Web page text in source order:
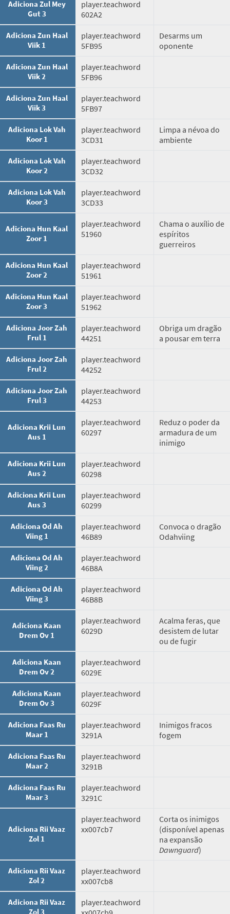
Adiciona Zul Mey
Gut 3
player.teachword
602A2
Adiciona Zun Haal
Viik 1
player.teachword
5FB95
Desarms um
oponente
Adiciona Zun Haal
Viik 2
player.teachword
5FB96
Adiciona Zun Haal
Viik 3
player.teachword
5FB97
Adiciona Lok Vah
Koor 1
player.teachword
3CD31
Limpa a névoa do
ambiente
Adiciona Lok Vah
Koor 2
player.teachword
3CD32
Adiciona Lok Vah
Koor 3
player.teachword
3CD33
Adiciona Hun Kaal
Zoor 1
player.teachword
51960
Chama o auxílio de
espíritos
guerreiros
Adiciona Hun Kaal
Zoor 2
player.teachword
51961
Adiciona Hun Kaal
Zoor 3
player.teachword
51962
Adiciona Joor Zah
Frul 1
player.teachword
44251
Obriga um dragão
a pousar em terra
Adiciona Joor Zah
Frul 2
player.teachword
44252
Adiciona Joor Zah
Frul 3
player.teachword
44253
Adiciona Krii Lun
Aus 1
player.teachword
60297
Reduz o poder da
armadura de um
inimigo
Adiciona Krii Lun
Aus 2
player.teachword
60298
Adiciona Krii Lun
Aus 3
player.teachword
60299
Adiciona Od Ah
Viing 1
player.teachword
46B89
Convoca o dragão
Odahviing
Adiciona Od Ah
Viing 2
player.teachword
46B8A
Adiciona Od Ah
Viing 3
player.teachword
46B8B
Adiciona Kaan
Drem Ov 1
player.teachword
6029D
Acalma feras, que
desistem de lutar
ou de fugir
Adiciona Kaan
Drem Ov 2
player.teachword
6029E
Adiciona Kaan
Drem Ov 3
player.teachword
6029F
Adiciona Faas Ru
Maar 1
player.teachword
3291A
Inimigos fracos
fogem
Adiciona Faas Ru
Maar 2
player.teachword
3291B
Adiciona Faas Ru
Maar 3
player.teachword
3291C
Adiciona Rii Vaaz
Zol 1
player.teachword
xx007cb7
Corta os inimigos
(disponível apenas
na expansão
Dawnguard)
Adiciona Rii Vaaz
Zol 2
player.teachword
xx007cb8
Adiciona Rii Vaaz
Zol 3
player.teachword